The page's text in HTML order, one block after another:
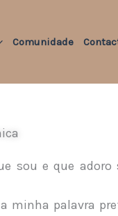
Comunidade
sou e que
minha palavra